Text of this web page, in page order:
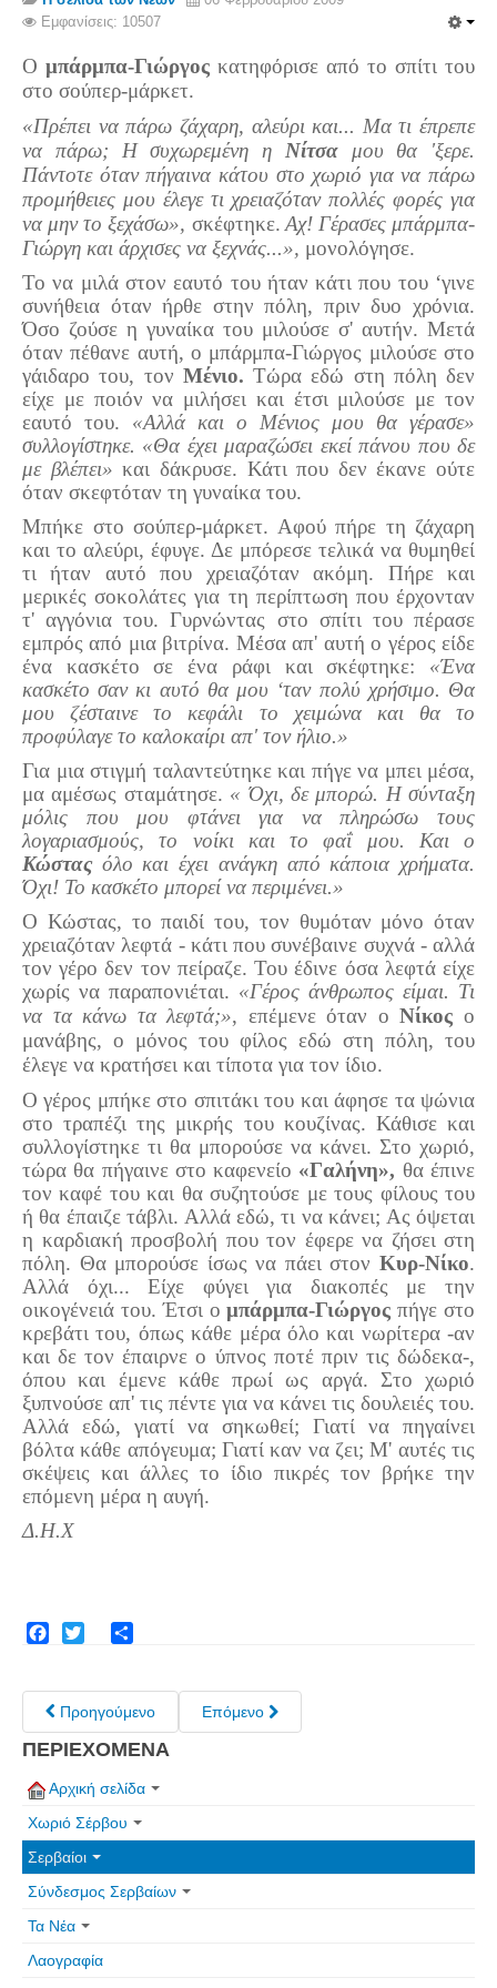
Σερβαίοι Συγγραφείς/Λογoτέχνες
Γραφή Πατριωτών/Συνεργατών
Σερβαίοι για το Σέρβου
Σύνδεσμος Σερβαίων
Εφημερίδα Αρτοζήνος
Ηλεκτρονική έκδοση Αρτοζήνου
Θέματα και δράσεις Συνδέσμου
Ανακοινώσεις
Η ιστοσελίδα μας
Χάρτης του Site (Sitemap)
Επικοινωνία
Τα Νέα
Αυτοί που έφυγαν για πάντα
Γάμοι - Γεννήσεις - Βαπτίσεις
Επιτυχίες - Διακρίσεις
Μηνύματα Επισκεπτών
παλιά αρχειοθετημένα
Λαογραφία
Πολιτιστικά
Οπτικοακουστικά
Φωτορεπορτάζ
Δημοτικά Τραγούδια
Videos
Albums Φωτογραφιών
Παλιές Φωτογραφίες του 1930
Πετρόκτιστα Σπίτια - Εκκλησίες
Πανοραμικές φωτογραφίες
Σύνδεσμοι
Εμφανίσεις: 10507
Ο μπάρμπα-Γιώργος κατηφόρισε από το σπίτι του
στο σούπερ-μάρκετ.
«Πρέπει να πάρω ζάχαρη, αλεύρι και... Μα τι έπρεπε
να πάρω; Η συχωρεμένη η Νίτσαμου θα 'ξερε.
Πάντοτε όταν πήγαινα κάτου στο χωριό για να πάρω
προμήθειες μου έλεγε τι χρειαζόταν πολλές φορές για
να μην το ξεχάσω», σκέφτηκε. Αχ! Γέρασες μπάρμπα-
Γιώργη και άρχισες να ξεχνάς...», μονολόγησε.
Το να μιλά στον εαυτό του ήταν κάτι που του ‘γινε
συνήθεια όταν ήρθε στην πόλη, πριν δυο χρόνια.
Όσο ζούσε η γυναίκα του μιλούσε σ' αυτήν. Μετά
όταν πέθανε αυτή, ο μπάρμπα-Γιώργος μιλούσε στο
γάιδαρο του, τον Μένιο. Τώρα εδώ στη πόλη δεν
είχε με ποιόν να μιλήσει και έτσι μιλούσε με τον
εαυτό του. «Αλλά και ο Μένιος μου θα γέρασε»
συλλογίστηκε. «Θα έχει μαραζώσει εκεί πάνου που δε
με βλέπει»και δάκρυσε. Κάτι που δεν έκανε ούτε
όταν σκεφτόταν τη γυναίκα του.
Μπήκε στο σούπερ-μάρκετ. Αφού πήρε τη ζάχαρη
και το αλεύρι, έφυγε. Δε μπόρεσε τελικά να θυμηθεί
τι ήταν αυτό που χρειαζόταν ακόμη. Πήρε και
μερικές σοκολάτες για τη περίπτωση που έρχονταν
τ' αγγόνια του. Γυρνώντας στο σπίτι του πέρασε
εμπρός από μια βιτρίνα. Μέσα απ' αυτή ο γέρος είδε
ένα κασκέτο σε ένα ράφι και σκέφτηκε: «Ένα
κασκέτο σαν κι αυτό θα μου ‘ταν πολύ χρήσιμο. Θα
μου ζέσταινε το κεφάλι το χειμώνα και θα το
προφύλαγε το καλοκαίρι απ' τον ήλιο.»
Για μια στιγμή ταλαντεύτηκε και πήγε να μπει μέσα,
μα αμέσως σταμάτησε. « Όχι, δε μπορώ. Η σύνταξη
μόλις που μου φτάνει για να πληρώσω τους
λογαριασμούς, το νοίκι και το φαΐ μου. Και ο
Κώστας όλο και έχει ανάγκη από κάποια χρήματα.
Όχι! Το κασκέτο μπορεί να περιμένει.»
Ο Κώστας, το παιδί του, τον θυμόταν μόνο όταν
χρειαζόταν λεφτά - κάτι που συνέβαινε συχνά - αλλά
τον γέρο δεν τον πείραζε. Του έδινε όσα λεφτά είχε
χωρίς να παραπονιέται. «Γέρος άνθρωπος είμαι. Τι
να τα κάνω τα λεφτά;», επέμενε όταν οΝίκοςο
μανάβης, ο μόνος του φίλος εδώ στη πόλη, του
έλεγε να κρατήσει και τίποτα για τον ίδιο.
Ο γέρος μπήκε στο σπιτάκι του και άφησε τα ψώνια
στο τραπέζι της μικρής του κουζίνας. Κάθισε και
συλλογίστηκε τι θα μπορούσε να κάνει. Στο χωριό,
τώρα θα πήγαινε στο καφενείο «Γαλήνη», θα έπινε
τον καφέ του και θα συζητούσε με τους φίλους του
ή θα έπαιζε τάβλι. Αλλά εδώ, τι να κάνει; Ας όψεται
η καρδιακή προσβολή που τον έφερε να ζήσει στη
πόλη. Θα μπορούσε ίσως να πάει στον Κυρ-Νίκο.
Αλλά όχι... Είχε φύγει για διακοπές με την
οικογένειά του. Έτσι ομπάρμπα-Γιώργος πήγε στο
κρεβάτι του, όπως κάθε μέρα όλο και νωρίτερα -αν
και δε τον έπαιρνε ο ύπνος ποτέ πριν τις δώδεκα-,
όπου και έμενε κάθε πρωί ως αργά. Στο χωριό
ξυπνούσε απ' τις πέντε για να κάνει τις δουλειές του.
Αλλά εδώ, γιατί να σηκωθεί; Γιατί να πηγαίνει
βόλτα κάθε απόγευμα; Γιατί καν να ζει; Μ' αυτές τις
σκέψεις και άλλες το ίδιο πικρές τον βρήκε την
επόμενη μέρα η αυγή.
Δ.Η.Χ
Προηγούμενο Επόμενο
ΠΕΡΙΕΧΟΜΕΝΑ
Αρχική σελίδα
Χωριό Σέρβου
Σερβαίοι
Σύνδεσμος Σερβαίων
Τα Νέα
Λαογραφία